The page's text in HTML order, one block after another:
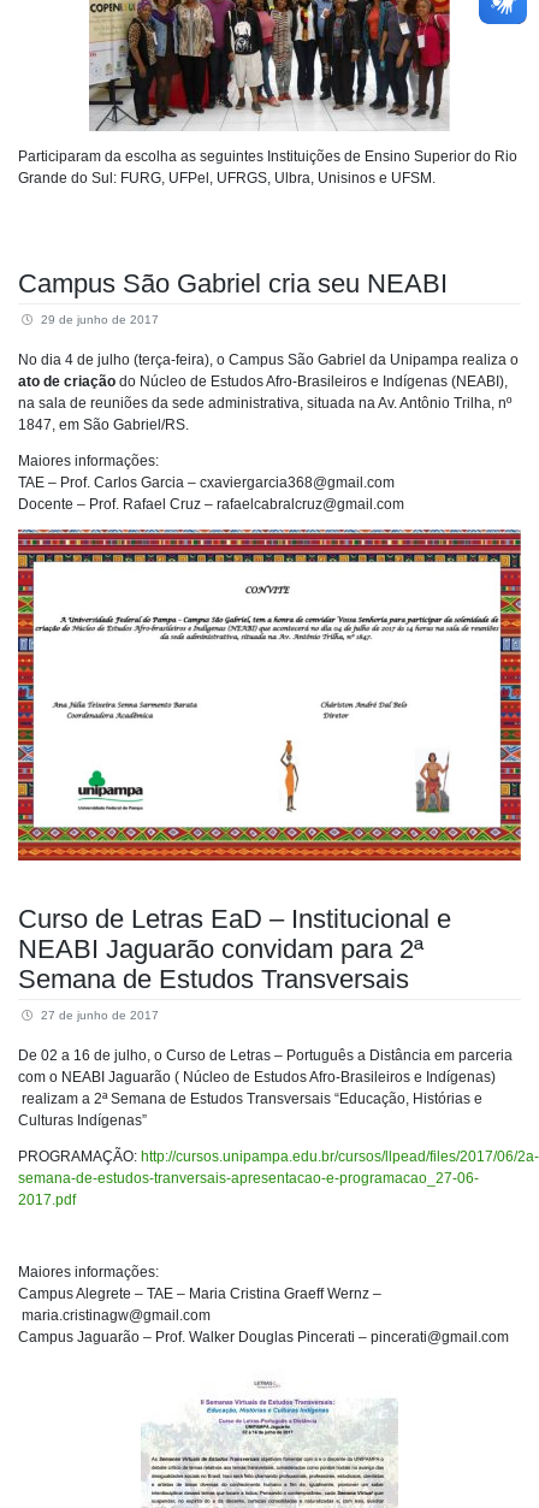
Participaram da escolha as seguintes Instituições de Ensino Superior do Rio
Grande do Sul: FURG, UFPel, UFRGS, Ulbra, Unisinos e UFSM.
Campus São Gabriel cria seu NEABI
29 de junho de 2017
No dia 4 de julho (terça-feira), o Campus São Gabriel da Unipampa realiza o
ato de criação do Núcleo de Estudos Afro-Brasileiros e Indígenas (NEABI),
na sala de reuniões da sede administrativa, situada na Av. Antônio Trilha, nº
1847, em São Gabriel/RS.
Maiores informações:
TAE – Prof. Carlos Garcia – cxaviergarcia368@gmail.com
Docente – Prof. Rafael Cruz – rafaelcabralcruz@gmail.com
Curso de Letras EaD – Institucional e
NEABI Jaguarão convidam para 2ª
Semana de Estudos Transversais
27 de junho de 2017
De 02 a 16 de julho, o Curso de Letras – Português a Distância em parceria
com o NEABI Jaguarão ( Núcleo de Estudos Afro-Brasileiros e Indígenas)
realizam a 2ª Semana de Estudos Transversais “Educação, Histórias e
Culturas Indígenas”
PROGRAMAÇÃO: http://cursos.unipampa.edu.br/cursos/llpead/files/2017/06/2a-
semana-de-estudos-tranversais-apresentacao-e-programacao_27-06-
2017.pdf
Maiores informações:
Campus Alegrete – TAE – Maria Cristina Graeff Wernz –
maria.cristinagw@gmail.com
Campus Jaguarão – Prof. Walker Douglas Pincerati – pincerati@gmail.com